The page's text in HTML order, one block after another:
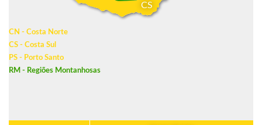
CS
CN - Costa Norte
CS - Costa Sul
PS - Porto Santo
RM - Regiões Montanhosas